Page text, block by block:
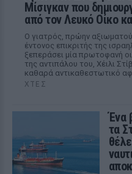
Μίσιγκαν που
από τον Λευκό Οίκο
Ο γιατρός, πρώην
έντονος επικριτής της
ξεπεράσει μία πρωτοφανή
της αντιπάλου του, Χέιλι
καθαρά αντικαθεστωτικό
ΧΤΕΣ
Ένα
τα